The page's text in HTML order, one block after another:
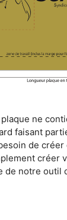
ne
faisant
de
créer
de notre outil